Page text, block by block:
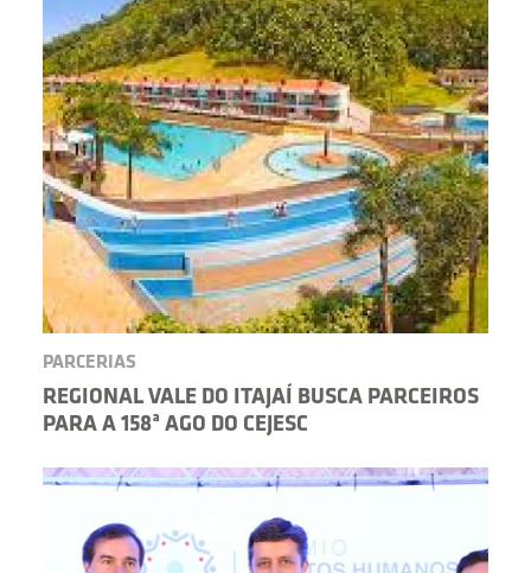
PARCERIAS
REGIONAL VALE DO ITAJAÍ BUSCA PARCEIROS
PARA A 158ª AGO DO CEJESC